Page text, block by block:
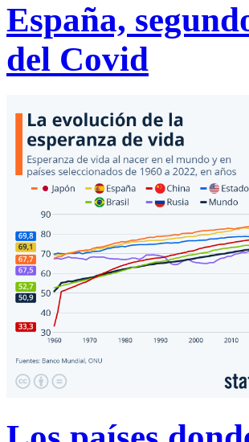
España,
del Covid